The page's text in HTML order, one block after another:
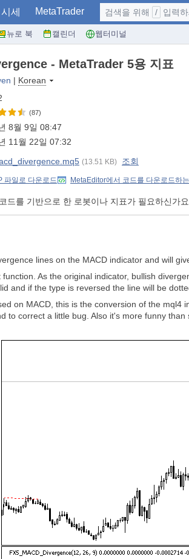
시세 MetaTrader
뉴로 북 캘린더 웹터미널
검색을 위해 / 입력하
- MetaTrader 5용 지표
| Korean
(87)
8월 9일 08:47
11월 22일 07:32
(13.51 KB) 조회
파일로 다운로드 MetaEditor에서 코드를 다운로드하
드를 기반으로 한 로봇이나 지표가 필요하신가
lines on the MACD indicator and will
As the original indicator, bullish
and if the type is reversed the line will be
on MACD, this is the conversion of the mql4
to correct a little bug. Also it's more funny than